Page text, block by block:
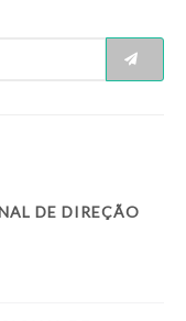
DE DIREÇÃO